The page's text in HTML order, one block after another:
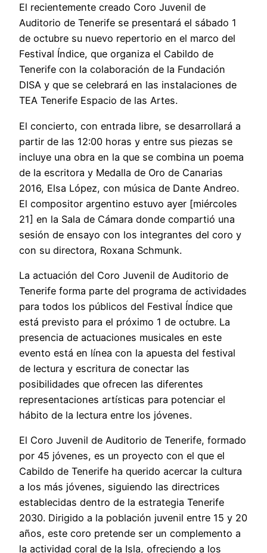
El recientemente creado Coro Juvenil de
Auditorio de Tenerife se presentará el sábado 1
de octubre su nuevo repertorio en el marco del
Festival Índice, que organiza el Cabildo de
Tenerife con la colaboración de la Fundación
DISA y que se celebrará en las instalaciones de
TEA Tenerife Espacio de las Artes.
El concierto, con entrada libre, se desarrollará a
partir de las 12:00 horas y entre sus piezas se
incluye una obra en la que se combina un poema
de la escritora y Medalla de Oro de Canarias
2016, Elsa López, con música de Dante Andreo.
El compositor argentino estuvo ayer [miércoles
21] en la Sala de Cámara donde compartió una
sesión de ensayo con los integrantes del coro y
con su directora, Roxana Schmunk.
La actuación del Coro Juvenil de Auditorio de
Tenerife forma parte del programa de actividades
para todos los públicos del Festival Índice que
está previsto para el próximo 1 de octubre. La
presencia de actuaciones musicales en este
evento está en línea con la apuesta del festival
de lectura y escritura de conectar las
posibilidades que ofrecen las diferentes
representaciones artísticas para potenciar el
hábito de la lectura entre los jóvenes.
El Coro Juvenil de Auditorio de Tenerife, formado
por 45 jóvenes, es un proyecto con el que el
Cabildo de Tenerife ha querido acercar la cultura
a los más jóvenes, siguiendo las directrices
establecidas dentro de la estrategia Tenerife
2030. Dirigido a la población juvenil entre 15 y 20
años, este coro pretende ser un complemento a
la actividad coral de la Isla, ofreciendo a los